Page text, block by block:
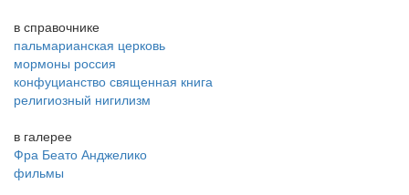
в справочнике
пальмарианская церковь
мормоны россия
конфуцианство священная книга
религиозный нигилизм
в галерее
Фра Беато Анджелико
фильмы